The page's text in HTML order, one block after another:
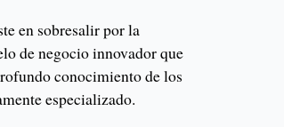
en sobresalir por la
de negocio innovador que
conocimiento de los
especializado.